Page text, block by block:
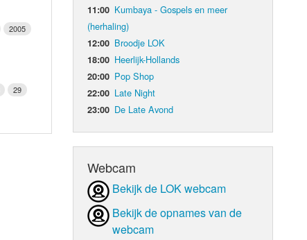
2005
29
11:00 Kumbaya - Gospels en meer
(herhaling)
12:00 Broodje LOK
18:00 Heerlijk-Hollands
20:00 Pop Shop
22:00 Late Night
23:00 De Late Avond
Webcam
Bekijk de LOK webcam
Bekijk de opnames van de
webcam